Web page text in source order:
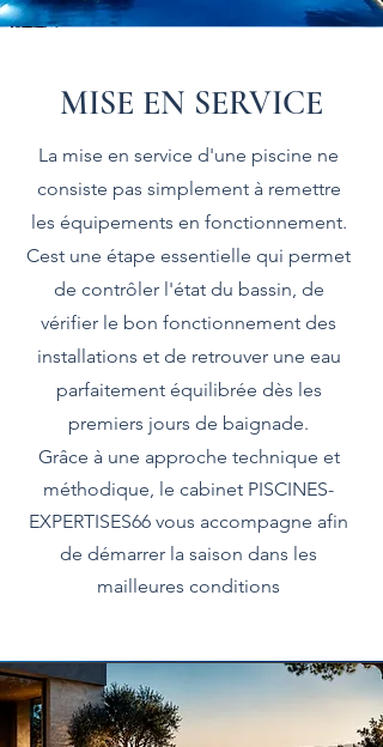
MISE EN SERVICE
La mise en service d'une piscine ne
consiste pas simplement à remettre
les équipements en fonctionnement.
Cest une étape essentielle qui permet
de contrôler l'état du bassin, de
vérifier le bon fonctionnement des
installations et de retrouver une eau
parfaitement équilibrée dès les
premiers jours de baignade.
Grâce à une approche technique et
méthodique, le cabinet PISCINES-
EXPERTISES66 vous accompagne afin
de démarrer la saison dans les
mailleures conditions